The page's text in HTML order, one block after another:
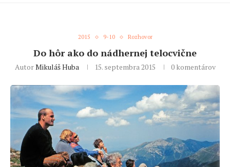
2015 9-10 Rozhovor
Do hôr ako do nádhernej telocvične
AutorMikuláš Huba 15. septembra 2015 0 komentárov